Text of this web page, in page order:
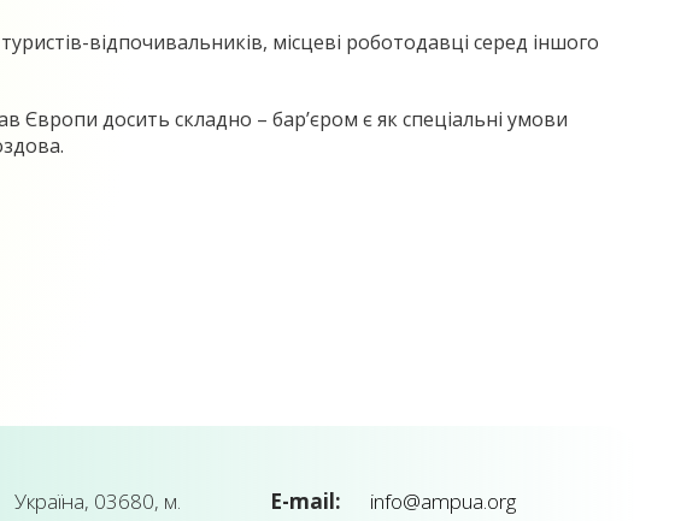
відпочивальників, місцеві роботодавці серед іншого
досить складно – бар’єром є як спеціальні умови
Україна, 03680, м.
E-mail: info@ampua.org